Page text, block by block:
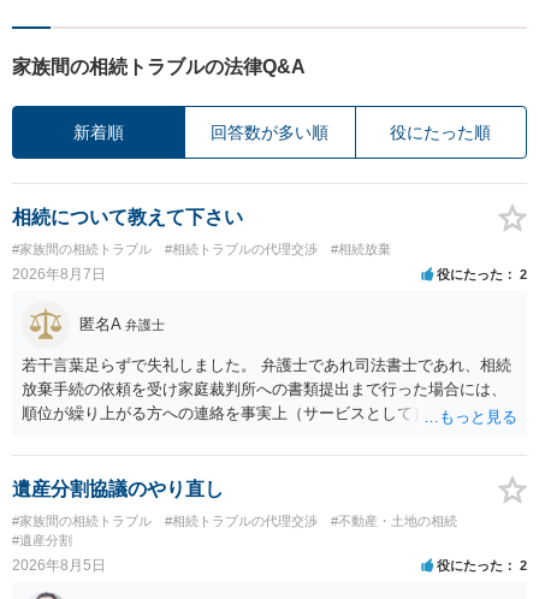
家族間の相続トラブルの法律Q&A
新着順 回答数が多い順 役にたった順
相続について教えて下さい
#家族間の相続トラブル #相続トラブルの代理交渉 #相続放棄
2026年8月7日 役にたった 2
匿名A 弁護士
若干言葉足らずで失礼しました。 弁護士であれ司法書士であれ、相続
放棄手続の依頼を受け家庭裁判所への書類提出まで行った場合には、
順位が繰り上がる方への連絡を事実上（サービスとして）行うことは
できない、という意味でした。
遺産分割協議のやり直し
#家族間の相続トラブル #相続トラブルの代理交渉
#不動産・土地の相続
#遺産分割
2026年8月5日 役にたった 2